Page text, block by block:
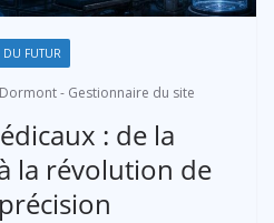
DU FUTUR
- Gestionnaire du site
: de la
la révolution de